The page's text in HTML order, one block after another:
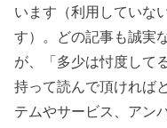
います（利用していな
す）。どの記事も誠実
が、「多少は忖度して
持って読んで頂ければ
テムやサービス、アン